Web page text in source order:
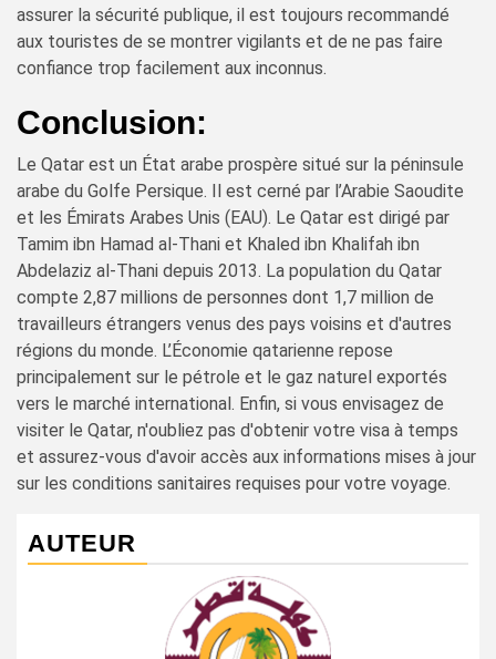
assurer la sécurité publique, il est toujours recommandé
aux touristes de se montrer vigilants et de ne pas faire
confiance trop facilement aux inconnus.
Conclusion:
Le Qatar est un État arabe prospère situé sur la péninsule
arabe du Golfe Persique. Il est cerné par l’Arabie Saoudite
et les Émirats Arabes Unis (EAU). Le Qatar est dirigé par
Tamim ibn Hamad al-Thani et Khaled ibn Khalifah ibn
Abdelaziz al-Thani depuis 2013. La population du Qatar
compte 2,87 millions de personnes dont 1,7 million de
travailleurs étrangers venus des pays voisins et d'autres
régions du monde. L’Économie qatarienne repose
principalement sur le pétrole et le gaz naturel exportés
vers le marché international. Enfin, si vous envisagez de
visiter le Qatar, n'oubliez pas d'obtenir votre visa à temps
et assurez-vous d'avoir accès aux informations mises à jour
sur les conditions sanitaires requises pour votre voyage.
AUTEUR